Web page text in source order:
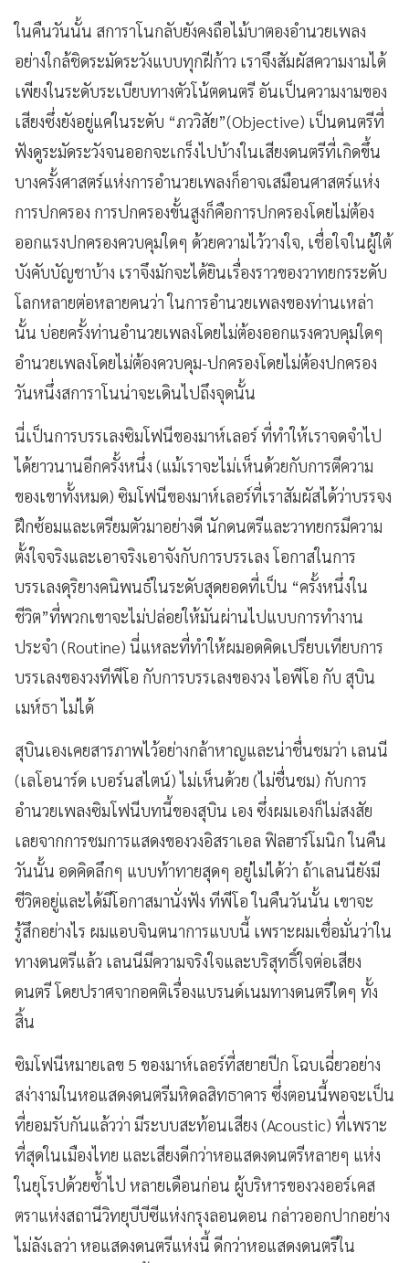
ในคืนวันนั้น สการาโนกลับยังคงถือไม้บาตองอำนวยเพลง
อย่างใกล้ชิดระมัดระวังแบบทุกฝีก้าว เราจึงสัมผัสความงามได้
เพียงในระดับระเบียบทางตัวโน้ตดนตรี อันเป็นความงามของ
เสียงซึ่งยังอยู่แค่ในระดับ “ภววิสัย”(Objective) เป็นดนตรีที่
ฟังดูระมัดระวังจนออกจะเกร็งไปบ้างในเสียงดนตรีที่เกิดขึ้น
บางครั้งศาสตร์แห่งการอำนวยเพลงก็อาจเสมือนศาสตร์แห่ง
การปกครอง การปกครองขั้นสูงก็คือการปกครองโดยไม่ต้อง
ออกแรงปกครองควบคุมใดๆ ด้วยความไว้วางใจ, เชื่อใจในผู้ใต้
บังคับบัญชาบ้าง เราจึงมักจะได้ยินเรื่องราวของวาทยกรระดับ
โลกหลายต่อหลายคนว่า ในการอำนวยเพลงของท่านเหล่า
นั้น บ่อยครั้งท่านอำนวยเพลงโดยไม่ต้องออกแรงควบคุมใดๆ
อำนวยเพลงโดยไม่ต้องควบคุม-ปกครองโดยไม่ต้องปกครอง
วันหนึ่งสการาโนน่าจะเดินไปถึงจุดนั้น
นี่เป็นการบรรเลงซิมโฟนีของมาห์เลอร์ ที่ทำให้เราจดจำไป
ได้ยาวนานอีกครั้งหนึ่ง (แม้เราจะไม่เห็นด้วยกับการตีความ
ของเขาทั้งหมด) ซิมโฟนีของมาห์เลอร์ที่เราสัมผัสได้ว่าบรรจง
ฝึกซ้อมและเตรียมตัวมาอย่างดี นักดนตรีและวาทยกรมีความ
ตั้งใจจริงและเอาจริงเอาจังกับการบรรเลง โอกาสในการ
บรรเลงดุริยางคนิพนธ์ในระดับสุดยอดที่เป็น “ครั้งหนึ่งใน
ชีวิต”ที่พวกเขาจะไม่ปล่อยให้มันผ่านไปแบบการทำงาน
ประจำ (Routine) นี่แหละที่ทำให้ผมอดคิดเปรียบเทียบการ
บรรเลงของวงทีพีโอ กับการบรรเลงของวง ไอพีโอ กับ สุบิน
เมห์ธา ไม่ได้
สุบินเองเคยสารภาพไว้อย่างกล้าหาญและน่าชื่นชมว่า เลนนี
(เลโอนาร์ด เบอร์นสไตน์) ไม่เห็นด้วย (ไม่ชื่นชม) กับการ
อำนวยเพลงซิมโฟนีบทนี้ของสุบิน เอง ซึ่งผมเองก็ไม่สงสัย
เลยจากการชมการแสดงของวงอิสราเอล ฟิลฮาร์โมนิก ในคืน
วันนั้น อดคิดลึกๆ แบบท้าทายสุดๆ อยู่ไม่ได้ว่า ถ้าเลนนียังมี
ชีวิตอยู่และได้มีโอกาสมานั่งฟัง ทีพีโอ ในคืนวันนั้น เขาจะ
รู้สึกอย่างไร ผมแอบจินตนาการแบบนี้ เพราะผมเชื่อมั่นว่าใน
ทางดนตรีแล้ว เลนนีมีความจริงใจและบริสุทธิ์ใจต่อเสียง
ดนตรี โดยปราศจากอคติเรื่องแบรนด์เนมทางดนตรีใดๆ ทั้ง
สิ้น
ซิมโฟนีหมายเลข 5 ของมาห์เลอร์ที่สยายปีก โฉบเฉี่ยวอย่าง
สง่างามในหอแสดงดนตรีมหิดลสิทธาคาร ซึ่งตอนนี้พอจะเป็น
ที่ยอมรับกันแล้วว่า มีระบบสะท้อนเสียง (Acoustic) ที่เพราะ
ที่สุดในเมืองไทย และเสียงดีกว่าหอแสดงดนตรีหลายๆ แห่ง
ในยุโรปด้วยซ้ำไป หลายเดือนก่อน ผู้บริหารของวงออร์เคส
ตราแห่งสถานีวิทยุบีบีซีแห่งกรุงลอนดอน กล่าวออกปากอย่าง
ไม่ลังเลว่า หอแสดงดนตรีแห่งนี้ ดีกว่าหอแสดงดนตรีใน